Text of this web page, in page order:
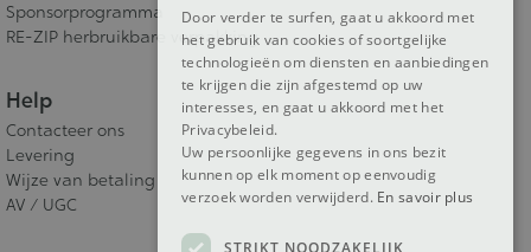
Sponsorprogramma
RE-ZIP herbruikbare verpakking
Help
Contacteer ons
Levering
Wijze van betaling
AV / UGC
Door verder te surfen, gaat u akkoord met
het gebruik van cookies of soortgelijke
technologieën om diensten en aanbiedingen
te krijgen die zijn afgestemd op uw
interesses, en gaat u akkoord met het
Privacybeleid.
Uw persoonlijke gegevens in ons bezit
kunnen op elk moment op eenvoudig
verzoek worden verwijderd. En savoir plus
STRIKT NOODZAKELIJK